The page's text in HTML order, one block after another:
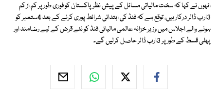
انہوں نے کہا کہ سخت مالیاتی مسائل کے پیش نظر پاکستان کو فوری طور پر کم از کم
3ارب ڈالر درکار ہیں، توقع ہے کہ فنڈ کی ابتدائی شرائط پوری کرنے کے بعد 4ستمبر کو
ہونے والے اجلاس میں وزیر خزانہ عالمی مالیاتی فنڈ کو نئے قرض کے لیے رضامند اور
پہلی قسط کے طور پر 3ارب ڈالر حاصل کرلیں گے۔